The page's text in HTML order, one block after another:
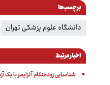
برچسب‌ها
دانشگاه علوم پزشکی تهران
اخبار مرتبط
شناسایی زودهنگام آلزایمر با